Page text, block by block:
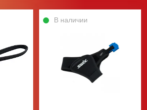
В наличии